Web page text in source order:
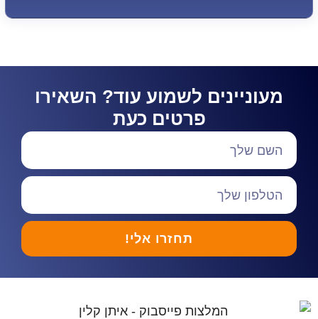
מעוניינים לשמוע עוד? השאירו
פרטים כעת
תחזרו אלי!